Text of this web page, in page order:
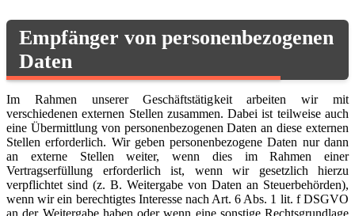
Empfänger von personenbezogenen
Daten
Im Rahmen unserer Geschäftstätigkeit arbeiten wir mit
verschiedenen externen Stellen zusammen. Dabei ist teilweise auch
eine Übermittlung von personenbezogenen Daten an diese externen
Stellen erforderlich. Wir geben personenbezogene Daten nur dann
an externe Stellen weiter, wenn dies im Rahmen einer
Vertragserfüllung erforderlich ist, wenn wir gesetzlich hierzu
verpflichtet sind (z. B. Weitergabe von Daten an Steuerbehörden),
wenn wir ein berechtigtes Interesse nach Art. 6 Abs. 1 lit. f DSGVO
an der Weitergabe haben oder wenn eine sonstige Rechtsgrundlage